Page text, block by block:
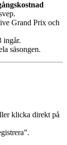
Grand Prix och
ingår.
säsongen.
klicka direkt på